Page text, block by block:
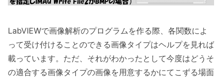
LabVIEWで画像解析のプログラムを作る際、各関数によ
って受け付けることのできる画像タイプはヘルプを見れば
載っています。ただ、それがわかったとして今度はどうそ
の適合する画像タイプの画像を用意するかにてこずる場面